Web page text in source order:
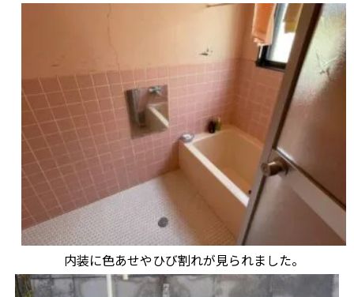
内装に色あせやひび割れが見られました。